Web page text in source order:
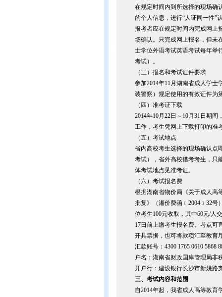
在规定时间内到所选择的现场确
的个人信息，进行“人证同一性”
报考者应在规定时间内完成网上
场确认。只完成网上报名，但未
士学位外语考试英语考试每年举
考试）。
（三）报名和考试证件要求
参加2014年11月湖南省成人学
装警察）规定使用的有效证件为
（四）准考证下载
2014年10月22日～10月31日期
工作，考生凭网上下载打印的准
（五）考试地点
省内高校考生选择的现场确认点
考试），省外高校借考考生，只
体考试地点见准考证。
（六）考试报名费
根据湖南省物价局《关于成人高
批复》（湘价费函﹝2004﹞32
位考生100元收取，其中60元/人
17日前上缴考生报名费。考点可
开具票据，也可将款项汇至教育
汇款账号：4300 1765 0610 5868
户名：湖南省财政国库管理局非
开户行：建设银行长沙市新姚路
三、考试内容和范围
自2014年起，我省成人高等教